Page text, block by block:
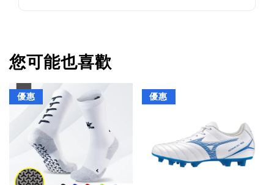
您可能也喜歡
優惠 優惠